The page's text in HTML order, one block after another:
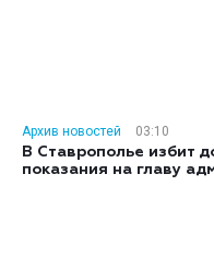
Архив новостей
03:10
В Ставрополье избит
показания на главу